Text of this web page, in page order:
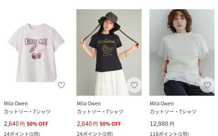
Mila Owen
カットソー・Tシャツ
2,640 円 50%OFF
24ポイント(1倍)
Mila Owen
カットソー・Tシャツ
2,640 円 50%OFF
24ポイント(1倍)
Mila Owen
カットソー・Tシャツ
12,980 円
118ポイント(1倍)